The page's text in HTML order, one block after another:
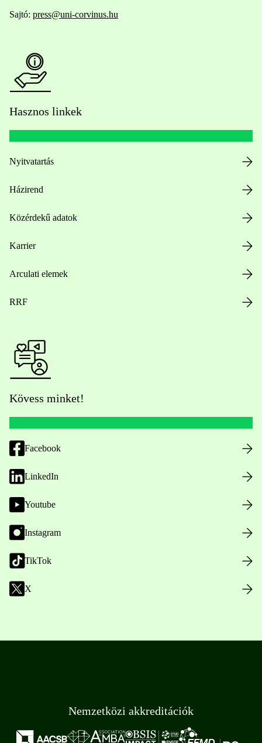
Sajtó: press@uni-corvinus.hu
Hasznos linkek
Nyitvatartás
Házirend
Közérdekű adatok
Karrier
Arculati elemek
RRF
Kövess minket!
Facebook
LinkedIn
Youtube
Instagram
TikTok
X
Nemzetközi akkreditációk